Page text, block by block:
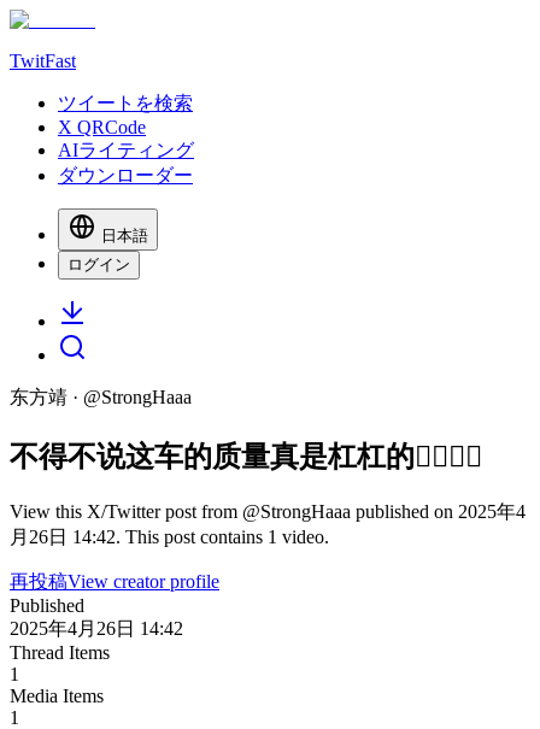
TwitFast
ツイートを検索
X QRCode
AIライティング
ダウンローダー
日本語
ログイン
东方靖 · @StrongHaaa
不得不说这车的质量真是杠杠的👍🏻👍🏻
View this X/Twitter post from @StrongHaaa published on 2025年4
月26日 14:42. This post contains 1 video.
再投稿View creator profile
Published
2025年4月26日 14:42
Thread Items
1
Media Items
1